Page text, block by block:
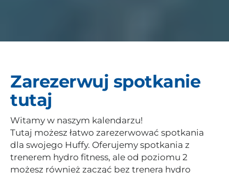
Zarezerwuj spotkanie
tutaj
Witamy w naszym kalendarzu!
Tutaj możesz łatwo zarezerwować spotkania
dla swojego Huffy. Oferujemy spotkania z
trenerem hydro fitness, ale od poziomu 2
możesz również zacząć bez trenera hydro